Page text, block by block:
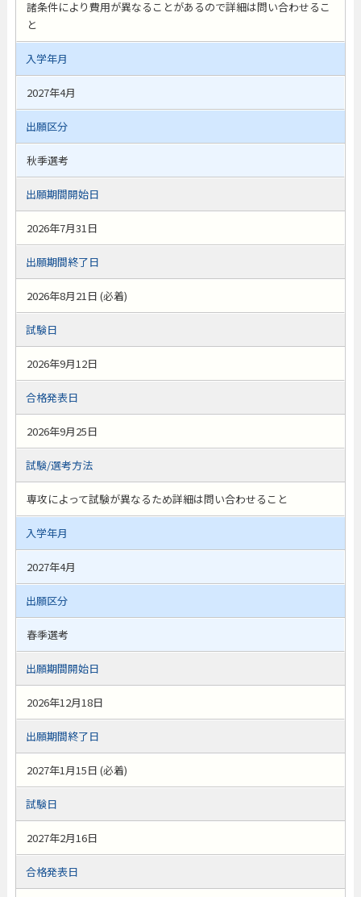
諸条件により費用が異なることがあるので詳細は問い合わせるこ
と
入学年月
2027年4月
出願区分
秋季選考
出願期間開始日
2026年7月31日
出願期間終了日
2026年8月21日 (必着)
試験日
2026年9月12日
合格発表日
2026年9月25日
試験/選考方法
専攻によって試験が異なるため詳細は問い合わせること
入学年月
2027年4月
出願区分
春季選考
出願期間開始日
2026年12月18日
出願期間終了日
2027年1月15日 (必着)
試験日
2027年2月16日
合格発表日